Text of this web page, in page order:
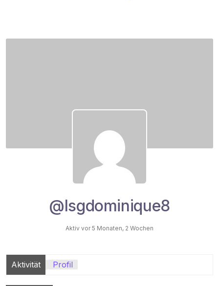
@lsgdominique8
Aktiv vor 5 Monaten, 2 Wochen
Aktivität Profil